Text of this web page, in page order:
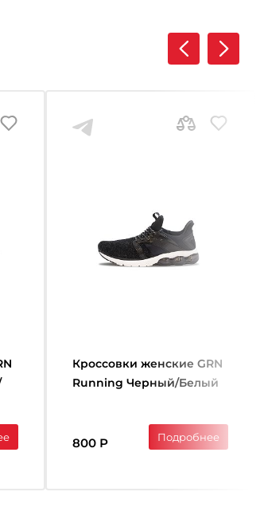
Кроссовки женские GRN
Running Черный/Белый
800 Р Подробнее